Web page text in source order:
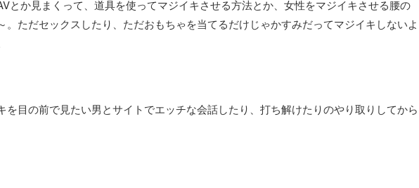
とか見まくって、道具を使ってマジイキさせる方法とか、女性をマジイキさせる腰の
。ただセックスしたり、ただおもちゃを当てるだけじゃかすみだってマジイキしないよ
を目の前で見たい男とサイトでエッチな会話したり、打ち解けたりのやり取りしてから